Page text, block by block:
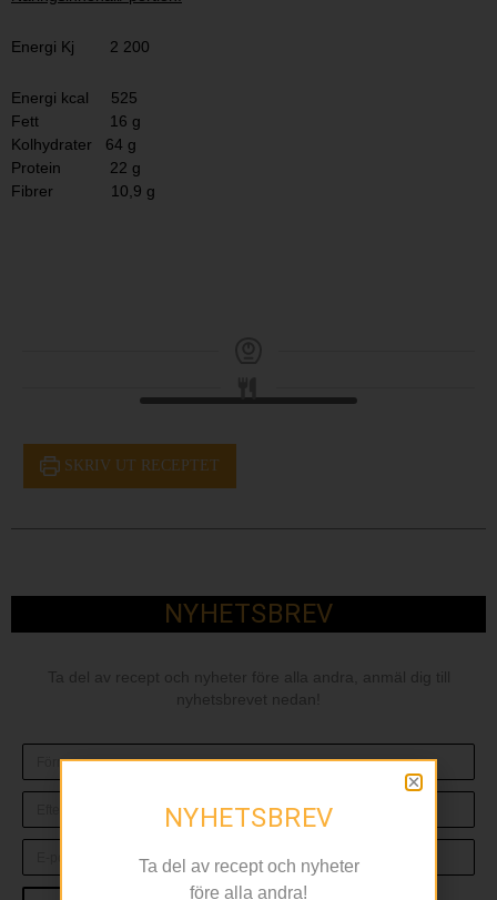
Energi Kj 2 200
Energi kcal 525
Fett 16 g
Kolhydrater 64 g
Protein 22 g
Fibrer 10,9 g
SKRIV UT RECEPTET
NYHETSBREV
Ta del av recept och nyheter före alla andra, anmäl dig till
nyhetsbrevet nedan!
NYHETSBREV
Ta del av recept och nyheter
före alla andra!